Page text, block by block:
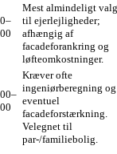
Mest almindeligt valg
til ejerlejligheder;
afhængig af
facadeforankring og
løfteomkostninger.
Kræver ofte
ingeniørberegning og
eventuel
facadeforstærkning.
Velegnet til
par-/familiebolig.